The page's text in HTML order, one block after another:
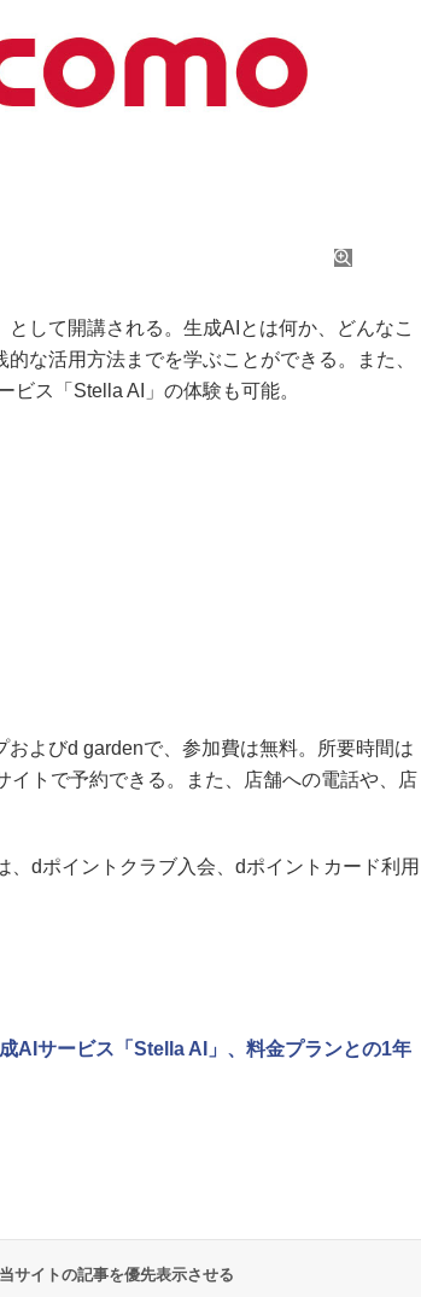
して開講される。生成AIとは何か、どんなこ
な活用方法までを学ぶことができる。また、
ス「Stella AI」の体験も可能。
よびd gardenで、参加費は無料。所要時間は
イトで予約できる。また、店舗への電話や、店
dポイントクラブ入会、dポイントカード利用
成AIサービス「Stella AI」、料金プランとの1年
サイトの記事を優先表示させる